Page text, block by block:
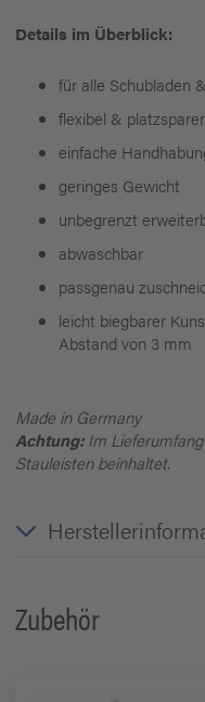
Details im Überblick:
für alle Schubladen
flexibel &
einfache
geringes Gewicht
unbegrenzt
abwaschbar
passgenau
leicht biegbarer
Abstand von 3 mm
Made in Germany
Achtung: Im
Stauleisten beinhaltet.
Zubehör